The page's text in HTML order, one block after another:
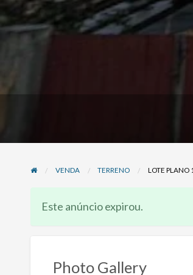
VENDA TERRENO LOTE PLANO
Este anúncio expirou.
Photo Gallery